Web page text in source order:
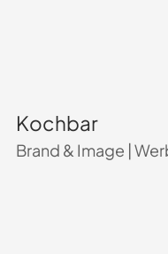
Kochbar
Brand & Image |